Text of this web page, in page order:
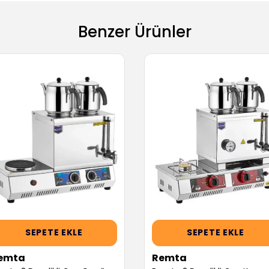
Benzer Ürünler
SEPETE EKLE SEPETE EKLE
Remta